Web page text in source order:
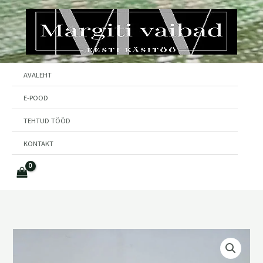
Skip
to
content
AVALEHT
E-POOD
TEHTUD TÖÖD
KONTAKT